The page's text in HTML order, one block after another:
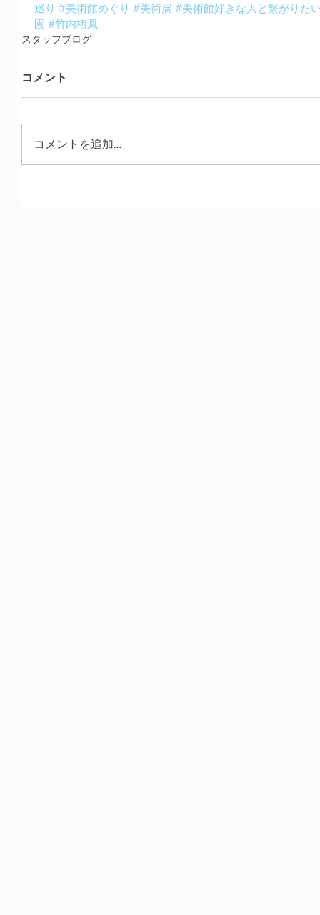
巡り #美術館めぐり #美術展 #美術館好きな人と繋がりた
園 #竹内栖鳳
スタッフブログ
コメント
コメントを追加…